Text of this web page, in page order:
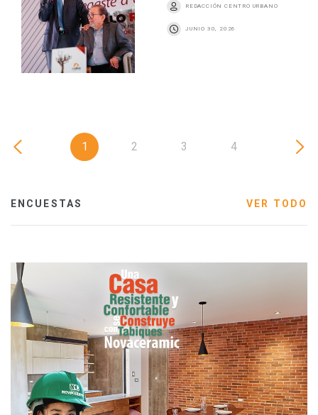
REDACCIÓN CENTRO URBANO
JUNIO 30, 2026
1 2 3 4
ENCUESTAS VER TODO